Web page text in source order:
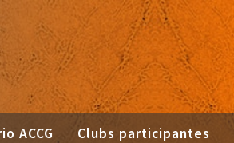
ACCG Clubs participantes